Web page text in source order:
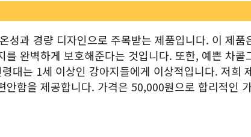
성과 경량 디자인으로 주목받는 제품입니다. 이 제품
완벽하게 보호해준다는 것입니다. 또한, 예쁜 차콜
대는 1세 이상인 강아지들에게 이상적입니다. 저희
함을 제공합니다. 가격은 50,000원으로 합리적인